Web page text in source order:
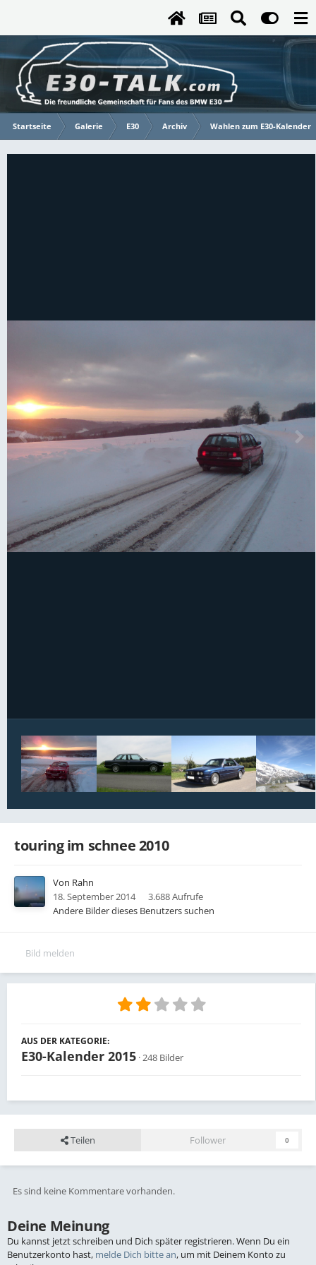
Startseite Galerie E30 Archiv Wahlen zum E30-Kalender
touring im schnee 2010
Von Rahn
18. September 2014
3.688 Aufrufe
Andere Bilder dieses Benutzers suchen
Bild melden
AUS DER KATEGORIE:
E30-Kalender 2015 · 248 Bilder
Teilen Follower 0
Es sind keine Kommentare vorhanden.
Deine Meinung
Du kannst jetzt schreiben und Dich später registrieren. Wenn Du ein
Benutzerkonto hast, melde Dich bitte an, um mit Deinem Konto zu